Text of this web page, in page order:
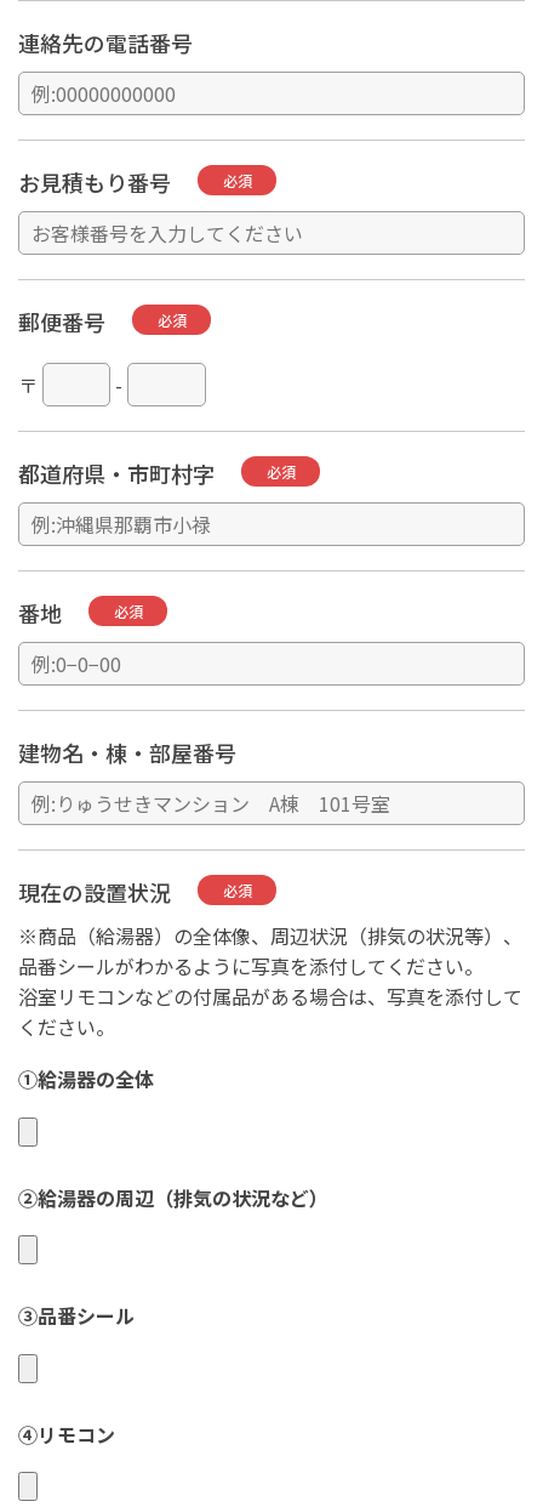
連絡先の電話番号
お見積もり番号 必須
郵便番号 必須
〒 -
都道府県・市町村字 必須
番地 必須
建物名・棟・部屋番号
現在の設置状況 必須
※商品（給湯器）の全体像、周辺状況（排気の状況等）、
品番シールがわかるように写真を添付してください。
浴室リモコンなどの付属品がある場合は、写真を添付して
ください。
①給湯器の全体
②給湯器の周辺（排気の状況など）
③品番シール
④リモコン